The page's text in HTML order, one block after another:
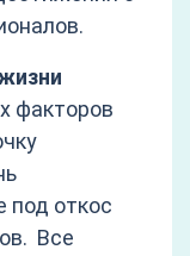
факторов
под откос
Все